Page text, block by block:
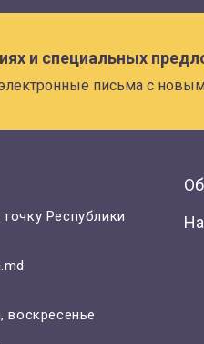
и специальных
письма с
Республики
воскресенье